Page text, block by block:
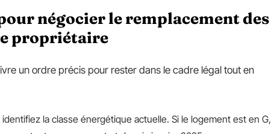
négocier le remplacement des
propriétaire
un ordre précis pour rester dans le cadre légal tout en
la classe énergétique actuelle. Si le logement est en G,